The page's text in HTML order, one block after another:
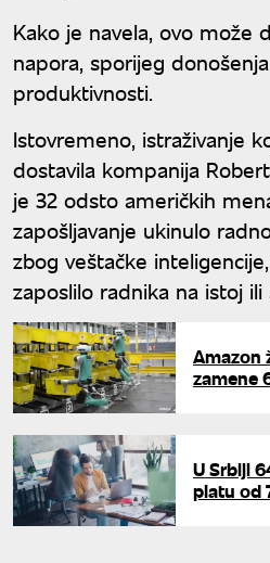
Kako je navela, ovo može
napora, sporijeg
produktivnosti.
Istovremeno, istraživanje
dostavila kompanija
je 32 odsto američkih
zapošljavanje ukinulo
zbog veštačke
zaposlilo radnika na istoj ili
Amazon
zamene
U Srbiji
platu od